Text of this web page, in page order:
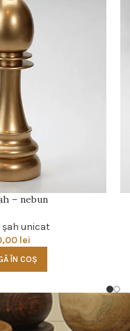
– nebun
şah unicat
lei
ÎN COȘ